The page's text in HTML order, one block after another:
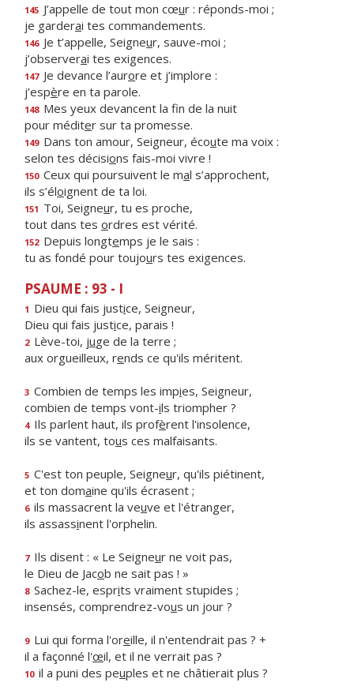
145 J’appelle de tout mon cœur : réponds-moi ;
je garderai tes commandements.
146 Je t’appelle, Seigneur, sauve-moi ;
j’observerai tes exigences.
147 Je devance l’aurore et j’implore :
j’espère en ta parole.
148 Mes yeux devancent la fn de la nuit
pour méditer sur ta promesse.
149 Dans ton amour, Seigneur, écoute ma voix :
selon tes décisions fais-moi vivre !
150 Ceux qui poursuivent le mal s’approchent,
ils s’éloignent de ta loi.
151 Toi, Seigneur, tu es proche,
tout dans tes ordres est vérité.
152 Depuis longtemps je le sais :
tu as fondé pour toujours tes exigences.
PSAUME : 93 - I
1 Dieu qui fais justice, Seigneur,
Dieu qui fais justice, parais !
2 Lève-toi, juge de la terre ;
aux orgueilleux, rends ce qu'ils méritent.
3 Combien de temps les impies, Seigneur,
combien de temps vont-ils triompher ?
4 Ils parlent haut, ils profèrent l'insolence,
ils se vantent, tous ces malfaisants.
5 C'est ton peuple, Seigneur, qu'ils piétinent,
et ton domaine qu'ils écrasent ;
6 ils massacrent la veuve et l'étranger,
ils assassinent l'orphelin.
7 Ils disent : « Le Seigneur ne voit pas,
le Dieu de Jacob ne sait pas ! »
8 Sachez-le, esprits vraiment stupides ;
insensés, comprendrez-vous un jour ?
9 Lui qui forma l'oreille, il n'entendrait pas ? +
il a façonné l'œil, et il ne verrait pas ?
10 il a puni des peuples et ne châtierait plus ?